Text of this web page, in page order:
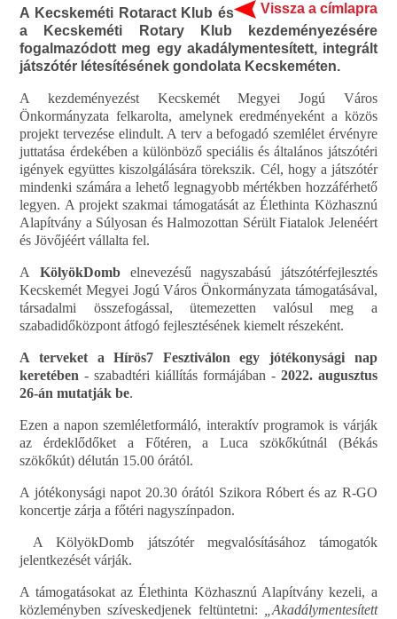
Vissza a címlapra
A Kecskeméti Rotaract Klub és
a Kecskeméti Rotary Klub kezdeményezésére
fogalmazódott meg egy akadálymentesített, integrált
játszótér létesítésének gondolata Kecskeméten.
A kezdeményezést Kecskemét Megyei Jogú Város
Önkormányzata felkarolta, amelynek eredményeként a közös
projekt tervezése elindult. A terv a befogadó szemlélet érvényre
juttatása érdekében a különböző speciális és általános játszótéri
igények együttes kiszolgálására törekszik. Cél, hogy a játszótér
mindenki számára a lehető legnagyobb mértékben hozzáférhető
legyen. A projekt szakmai támogatását az Élethinta Közhasznú
Alapítvány a Súlyosan és Halmozottan Sérült Fiatalok Jelenéért
és Jövőjéért vállalta fel.
A KölyökDomb
elnevezésű nagyszabású játszótérfejlesztés
Kecskemét Megyei Jogú Város Önkormányzata támogatásával,
társadalmi összefogással, ütemezetten valósul meg a
szabadidőközpont átfogó fejlesztésének kiemelt részeként.
A terveket a Hírös7 Fesztiválon egy jótékonysági nap
keretében - szabadtéri kiállítás formájában - 2022. augusztus
26-án mutatják be.
Ezen a napon szemléletformáló, interaktív programok is várják
az érdeklődőket a Főtéren, a Luca szökőkútnál (Békás
szökőkút) délután 15.00 órától.
A jótékonysági napot 20.30 órától Szikora Róbert és az R-GO
koncertje zárja a főtéri nagyszínpadon.
A KölyökDomb játszótér megvalósításához támogatók
jelentkezését várják.
A támogatásokat az Élethinta Közhasznú Alapítvány kezeli, a
közleményben szíveskedjenek feltüntetni:
„Akadálymentesített